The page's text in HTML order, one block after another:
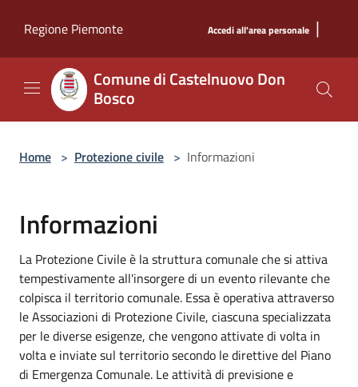
Regione Piemonte
Accedi all'area personale |
Comune di Castelnuovo Don
Bosco
Home > Protezione civile > Informazioni
Informazioni
La Protezione Civile è la struttura comunale che si attiva
tempestivamente all'insorgere di un evento rilevante che
colpisca il territorio comunale. Essa è operativa attraverso
le Associazioni di Protezione Civile, ciascuna specializzata
per le diverse esigenze, che vengono attivate di volta in
volta e inviate sul territorio secondo le direttive del Piano
di Emergenza Comunale. Le attività di previsione e